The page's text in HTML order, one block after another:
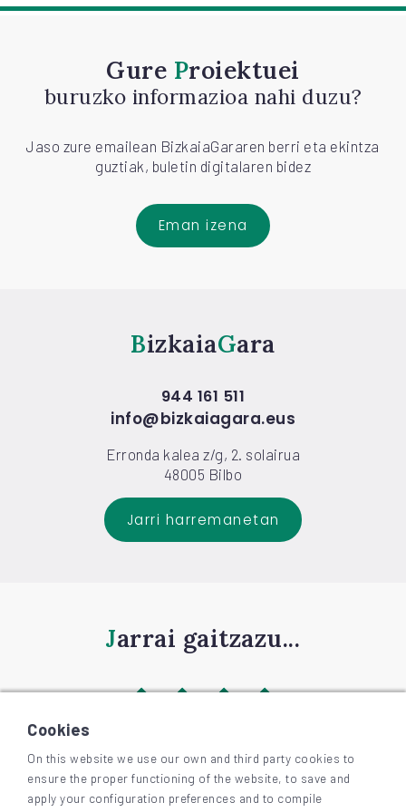
Gure Proiektuei
buruzko informazioa nahi duzu?
Jaso zure emailean BizkaiaGararen berri eta ekintza
guztiak, buletin digitalaren bidez
Eman izena
Bizkaia Gara
944 161 511
info@bizkaiagara.eus
Erronda kalea z/g, 2. solairua
48005 Bilbo
Jarri harremanetan
Jarrai gaitzazu...
©2026 BIZKAIAGARA
Irisgarritasuna
Cookies
On this website we use our own and third party cookies to
ensure the proper functioning of the website, to save and
apply your configuration preferences and to compile